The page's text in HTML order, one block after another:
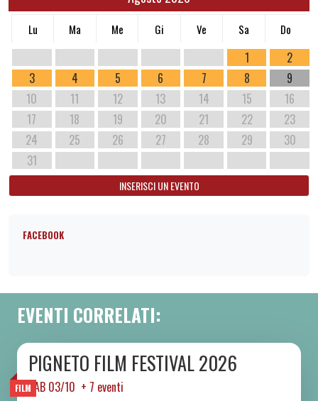
Lu Ma Me Gi Ve Sa Do
1
2
3
4 5 6 7 8
9
10
11 12 13 14 15
16
17
18 19 20 21 22
23
24
25 26 27 28 29
30
31
INSERISCI UN EVENTO
FACEBOOK
EVENTI CORRELATI:
FILM
DA SAB 03/10 A SAB 10/10 2026
PIGNETO FILM FESTIVAL 2026
SAB 03/10 + 7 eventi